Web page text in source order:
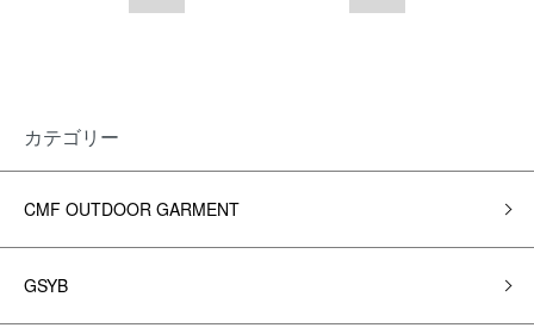
カテゴリー
CMF OUTDOOR GARMENT
GSYB